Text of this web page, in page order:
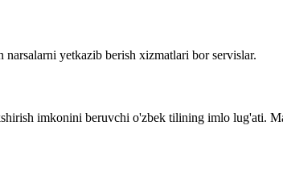
yetkazib berish xizmatlari bor servislar.
imkonini beruvchi o'zbek tilining imlo lug'ati.